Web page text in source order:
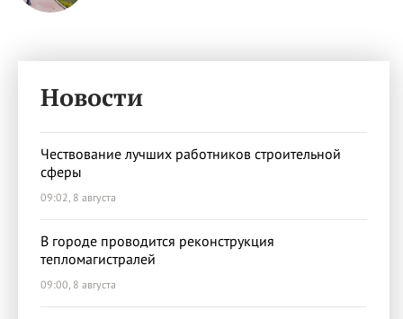
Новости
Чествование лучших работников строительной
сферы
09:02, 8 августа
В городе проводится реконструкция
тепломагистралей
09:00, 8 августа